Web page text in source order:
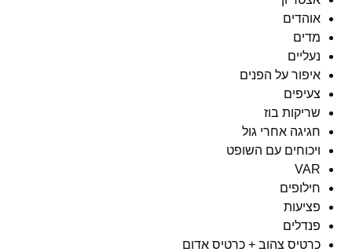
אוהדים
מדים
נעליים
איפור על הפנים
צעיפים
שריקות בוז
חגיגה אחרי גול
ויכוחים עם השופט
VAR
חילופים
פציעות
פנדלים
כרטיס צהוב + כרטיס אדום